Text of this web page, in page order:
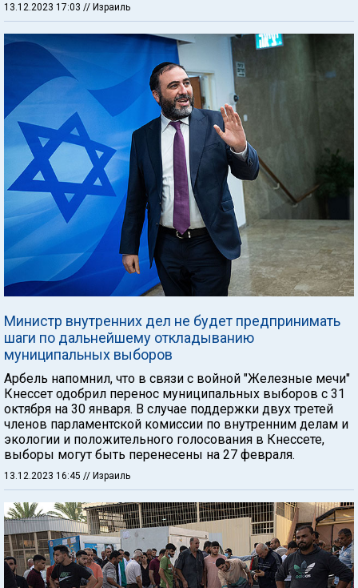
13.12.2023 17:03 // Израиль
Министр внутренних дел не будет предпринимать
шаги по дальнейшему откладыванию
муниципальных выборов
Арбель напомнил, что в связи с войной "Железные мечи"
Кнессет одобрил перенос муниципальных выборов с 31
октября на 30 января. В случае поддержки двух третей
членов парламентской комиссии по внутренним делам и
экологии и положительного голосования в Кнессете,
выборы могут быть перенесены на 27 февраля.
13.12.2023 16:45 // Израиль